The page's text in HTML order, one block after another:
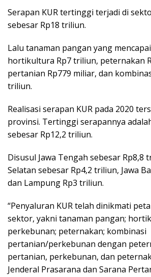
Serapan KUR tertinggi terjadi di
sebesar Rp18 triliun.
Lalu tanaman pangan yang
hortikultura Rp7 triliun, peternakan
pertanian Rp779 miliar, dan
triliun.
Realisasi serapan KUR pada 2020
provinsi. Tertinggi serapannya
sebesar Rp12,2 triliun.
Disusul Jawa Tengah sebesar Rp8,8
Selatan sebesar Rp4,2 triliun, Jawa
dan Lampung Rp3 triliun.
“Penyaluran KUR telah dinikmati
sektor, yakni tanaman pangan;
perkebunan; peternakan; kombinasi
pertanian/perkebunan dengan
pertanian, perkebunan, dan
Jenderal Prasarana dan Sarana